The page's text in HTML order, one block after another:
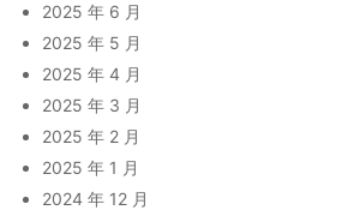
2025 年 6 月
2025 年 5 月
2025 年 4 月
2025 年 3 月
2025 年 2 月
2025 年 1 月
2024 年 12 月